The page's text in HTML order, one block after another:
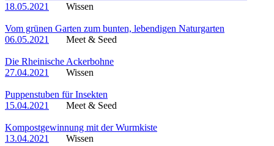
18.05.2021
Wissen
Vom grünen Garten zum bunten, lebendigen Naturgarten
06.05.2021
Meet & Seed
Die Rheinische Ackerbohne
27.04.2021
Wissen
Puppenstuben für Insekten
15.04.2021
Meet & Seed
Kompostgewinnung mit der Wurmkiste
13.04.2021
Wissen